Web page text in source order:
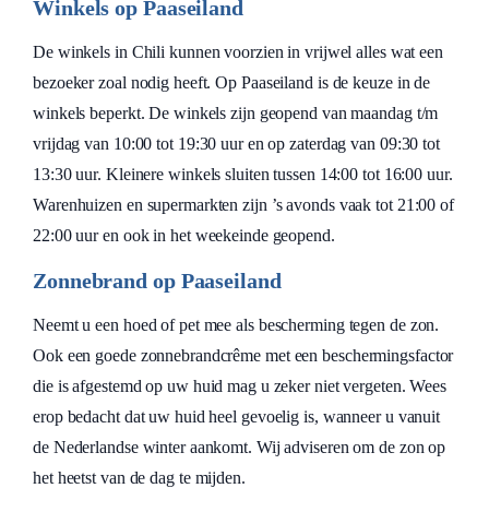
Winkels op Paaseiland
De winkels in Chili kunnen voorzien in vrijwel alles wat een
bezoeker zoal nodig heeft. Op Paaseiland is de keuze in de
winkels beperkt. De winkels zijn geopend van maandag t/m
vrijdag van 10:00 tot 19:30 uur en op zaterdag van 09:30 tot
13:30 uur. Kleinere winkels sluiten tussen 14:00 tot 16:00 uur.
Warenhuizen en supermarkten zijn ’s avonds vaak tot 21:00 of
22:00 uur en ook in het weekeinde geopend.
Zonnebrand op Paaseiland
Neemt u een hoed of pet mee als bescherming tegen de zon.
Ook een goede zonnebrandcrême met een beschermingsfactor
die is afgestemd op uw huid mag u zeker niet vergeten. Wees
erop bedacht dat uw huid heel gevoelig is, wanneer u vanuit
de Nederlandse winter aankomt. Wij adviseren om de zon op
het heetst van de dag te mijden.